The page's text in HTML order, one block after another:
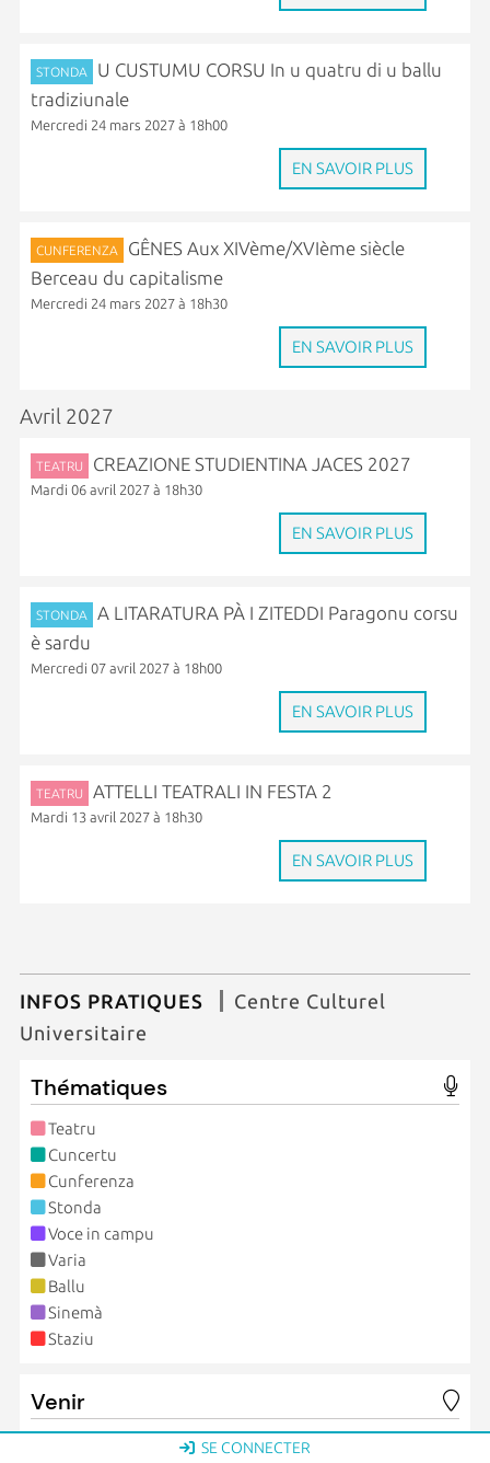
STONDA
U CUSTUMU CORSU In u quatru di u ballu
tradiziunale
Mercredi 24 mars 2027 à 18h00
EN SAVOIR PLUS
CUNFERENZA
GÊNES Aux XIVème/XVIème siècle
Berceau du capitalisme
Mercredi 24 mars 2027 à 18h30
EN SAVOIR PLUS
Avril 2027
TEATRU CREAZIONE STUDIENTINA JACES 2027
Mardi 06 avril 2027 à 18h30
EN SAVOIR PLUS
STONDA
A LITARATURA PÀ I ZITEDDI Paragonu corsu
è sardu
Mercredi 07 avril 2027 à 18h00
EN SAVOIR PLUS
TEATRU ATTELLI TEATRALI IN FESTA 2
Mardi 13 avril 2027 à 18h30
EN SAVOIR PLUS
INFOS PRATIQUES
Centre Culturel
Universitaire
Thématiques
Teatru
Cuncertu
Cunferenza
Stonda
Voce in campu
Varia
Ballu
Sinemà
Staziu
Venir
Tous ces rendez-vous se déroulent au Spaziu universitariu
SE CONNECTER